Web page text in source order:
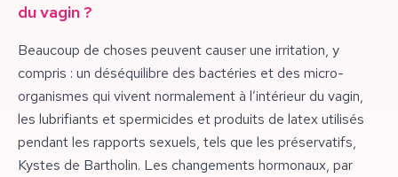
du vagin ?
Beaucoup de choses peuvent causer une irritation, y
compris : un déséquilibre des bactéries et des micro-
organismes qui vivent normalement à l’intérieur du vagin,
les lubrifiants et spermicides et produits de latex utilisés
pendant les rapports sexuels, tels que les préservatifs,
Kystes de Bartholin. Les changements hormonaux, par